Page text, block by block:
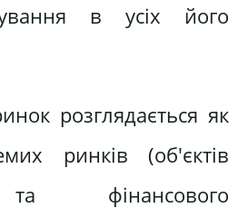
в усіх його
розглядається як
ринків (об'єктів
фінансового